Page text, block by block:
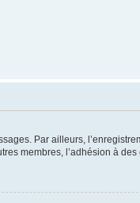
Par ailleurs,
membres, l’adhésion à